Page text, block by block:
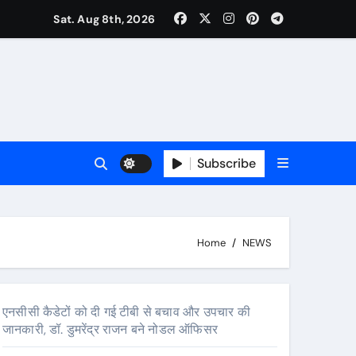
Sat. Aug 8th, 2026
Subscribe
Home NEWS
एनसीसी कैडेटों को दी गई टीबी से बचाव और उपचार की
जानकारी, डॉ. डुमरेंद्र राजन बने नोडल ऑफिसर